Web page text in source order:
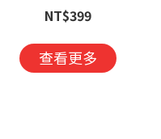
NT$399
查看更多